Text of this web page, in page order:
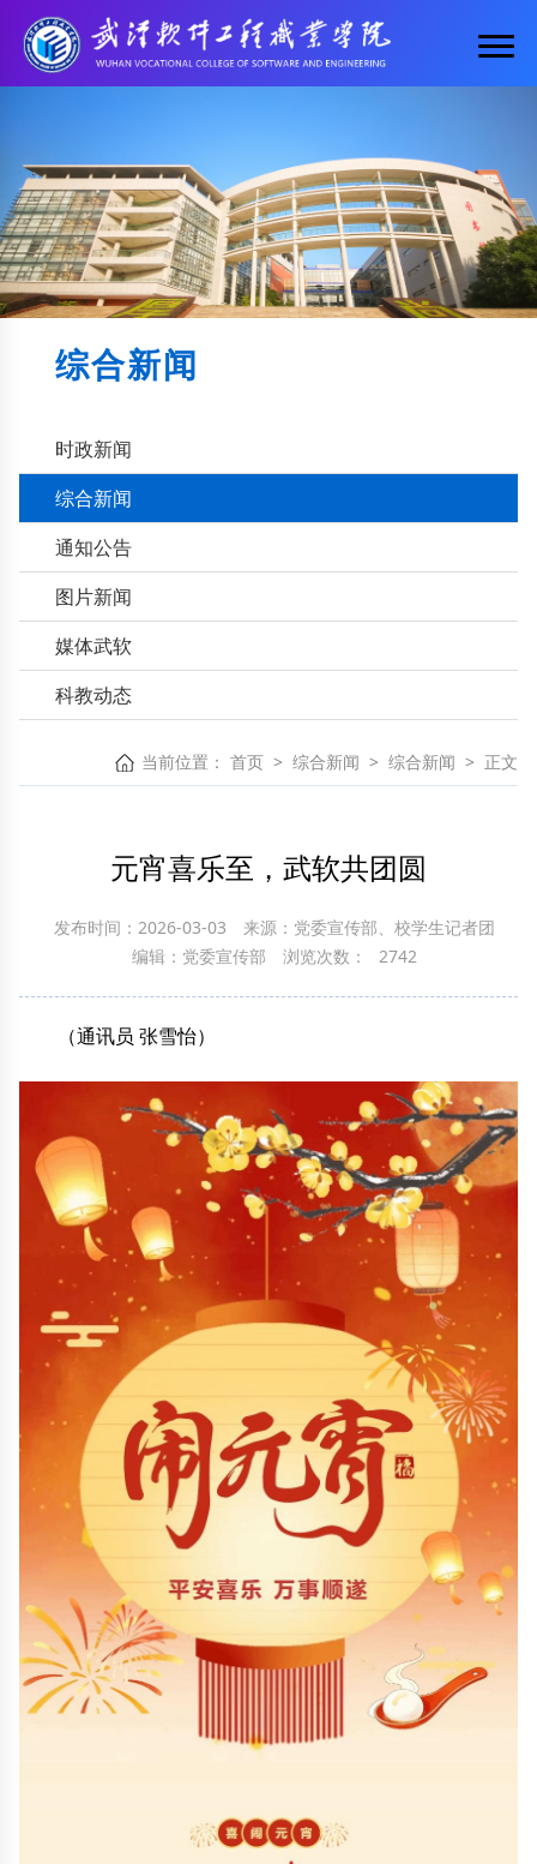
综合新闻
时政新闻
综合新闻
通知公告
图片新闻
媒体武软
科教动态
当前位置： 首页 > 综合新闻 > 综合新闻 > 正文
元宵喜乐至，武软共团圆
发布时间：2026-03-03
来源：党委宣传部、校学生记者团
编辑：党委宣传部
浏览次数： 2742
（通讯员 张雪怡）